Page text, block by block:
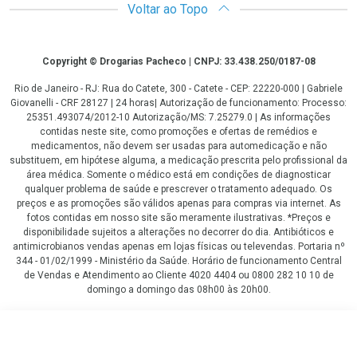
Voltar ao Topo
CopyrightCopyright © Drogarias Pacheco | CNPJ: 33.438.250/0187-08
Rio de Janeiro - RJ: Rua do Catete, 300 - Catete - CEP: 22220-000 | Gabriele
Giovanelli - CRF 28127 | 24 horas| Autorização de funcionamento: Processo:
25351.493074/2012-10 Autorização/MS: 7.25279.0 | As informações
contidas neste site, como promoções e ofertas de remédios e
medicamentos, não devem ser usadas para automedicação e não
substituem, em hipótese alguma, a medicação prescrita pelo profissional da
área médica. Somente o médico está em condições de diagnosticar
qualquer problema de saúde e prescrever o tratamento adequado. Os
preços e as promoções são válidos apenas para compras via internet. As
fotos contidas em nosso site são meramente ilustrativas. *Preços e
disponibilidade sujeitos a alterações no decorrer do dia. Antibióticos e
antimicrobianos vendas apenas em lojas físicas ou televendas. Portaria nº
344 - 01/02/1999 - Ministério da Saúde. Horário de funcionamento Central
de Vendas e Atendimento ao Cliente 4020 4404 ou 0800 282 10 10 de
domingo a domingo das 08h00 às 20h00.